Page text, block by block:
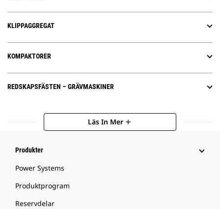
KLIPPAGGREGAT
KOMPAKTORER
REDSKAPSFÄSTEN – GRÄVMASKINER
Läs In Mer add
Produkter
Power Systems
Produktprogram
Reservdelar